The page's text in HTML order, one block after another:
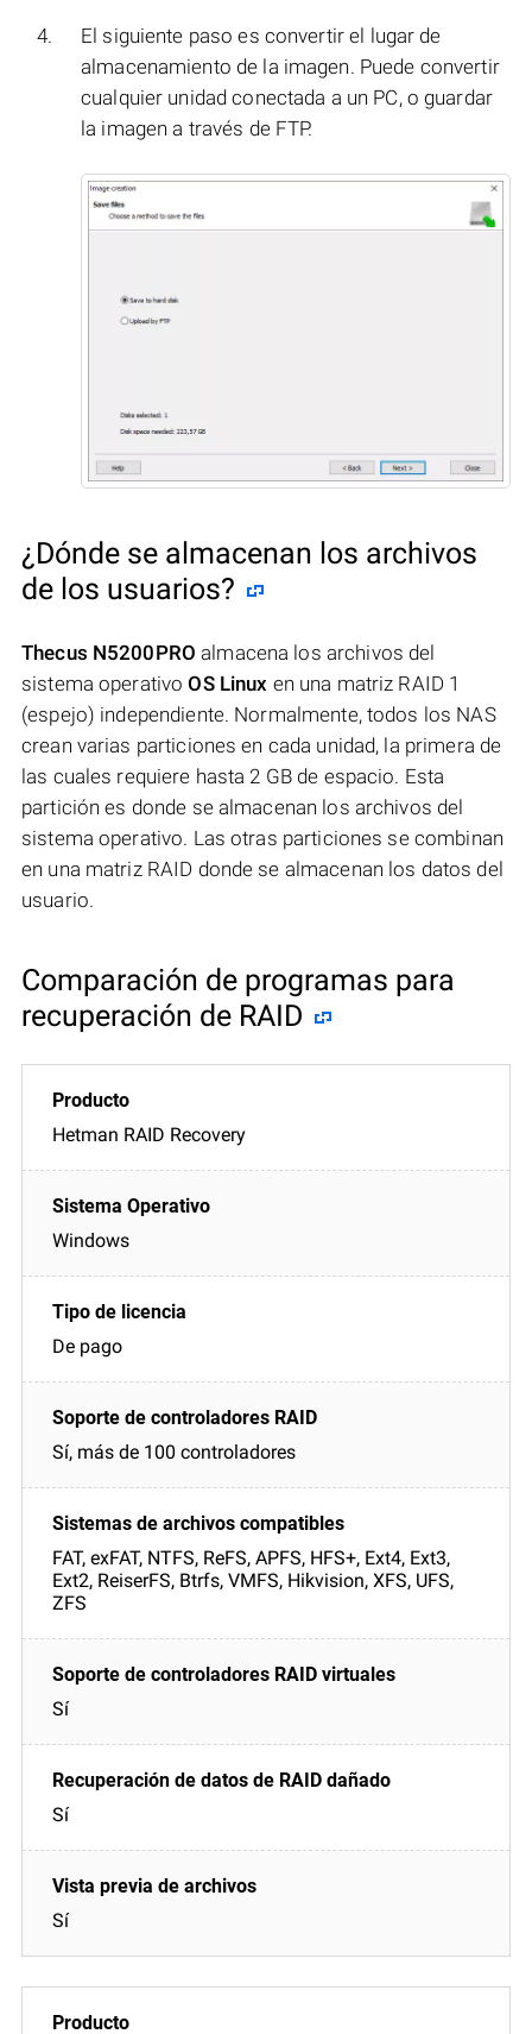
El siguiente paso es convertir el lugar de
almacenamiento de la imagen. Puede convertir
cualquier unidad conectada a un PC, o guardar
la imagen a través de FTP.
¿Dónde se almacenan los archivos
de los usuarios?
Thecus N5200PRO almacena los archivos del
sistema operativoOS Linux en una matriz RAID 1
(espejo) independiente. Normalmente, todos los NAS
crean varias particiones en cada unidad, la primera de
las cuales requiere hasta 2 GB de espacio. Esta
partición es donde se almacenan los archivos del
sistema operativo. Las otras particiones se combinan
en una matriz RAID donde se almacenan los datos del
usuario.
Comparación de programas para
recuperación de RAID
Hetman RAID Recovery
Windows
De pago
Sí, más de 100 controladores
FAT, exFAT, NTFS, ReFS, APFS, HFS+, Ext4, Ext3,
Ext2, ReiserFS, Btrfs, VMFS, Hikvision, XFS, UFS,
ZFS
Sí
Sí
Sí